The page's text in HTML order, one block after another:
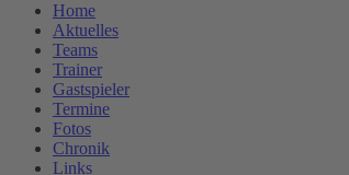
Home
Aktuelles
Teams
Trainer
Gastspieler
Termine
Fotos
Chronik
Links